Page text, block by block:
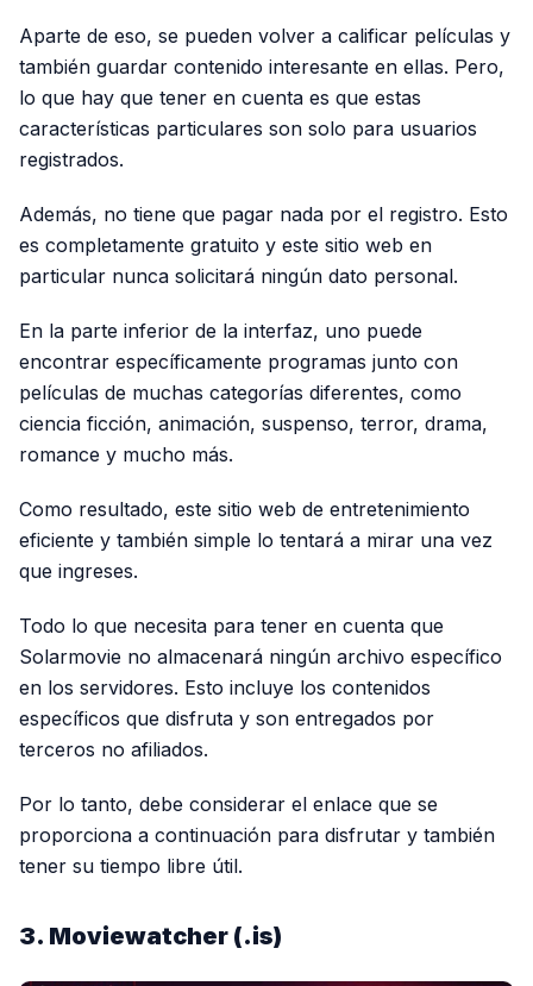
Aparte de eso, se pueden volver a calificar películas y
también guardar contenido interesante en ellas. Pero,
lo que hay que tener en cuenta es que estas
características particulares son solo para usuarios
registrados.
Además, no tiene que pagar nada por el registro. Esto
es completamente gratuito y este sitio web en
particular nunca solicitará ningún dato personal.
En la parte inferior de la interfaz, uno puede
encontrar específicamente programas junto con
películas de muchas categorías diferentes, como
ciencia ficción, animación, suspenso, terror, drama,
romance y mucho más.
Como resultado, este sitio web de entretenimiento
eficiente y también simple lo tentará a mirar una vez
que ingreses.
Todo lo que necesita para tener en cuenta que
Solarmovie no almacenará ningún archivo específico
en los servidores. Esto incluye los contenidos
específicos que disfruta y son entregados por
terceros no afiliados.
Por lo tanto, debe considerar el enlace que se
proporciona a continuación para disfrutar y también
tener su tiempo libre útil.
3. Moviewatcher (.is)